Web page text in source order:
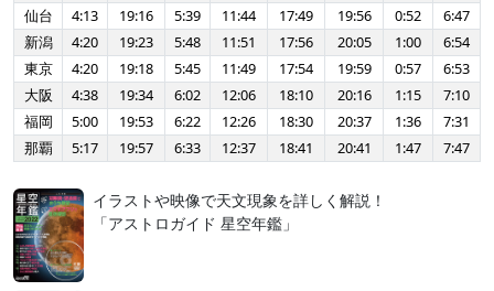
仙台
4:13 19:16 5:39 11:44 17:49 19:56 0:52
6:47
新潟
4:20 19:23 5:48 11:51 17:56 20:05 1:00
6:54
東京
4:20 19:18 5:45 11:49 17:54 19:59 0:57
6:53
大阪
4:38 19:34 6:02 12:06 18:10 20:16 1:15
7:10
福岡
5:00 19:53 6:22 12:26 18:30 20:37 1:36
7:31
那覇
5:17 19:57 6:33 12:37 18:41 20:41 1:47 7:47
イラストや映像で天文現象を詳しく解説！
「アストロガイド 星空年鑑」